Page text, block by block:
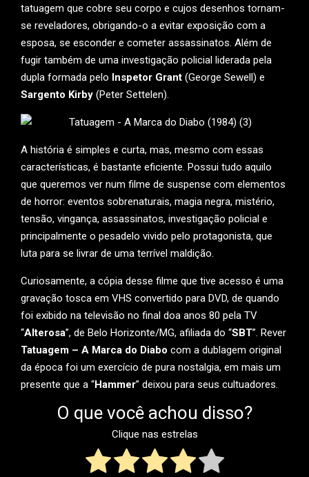
tatuagem que cobre seu corpo e cujos desenhos tornam-
se reveladores, obrigando-o a evitar exposição com a
esposa, se esconder e cometer assassinatos. Além de
fugir também de uma investigação policial liderada pela
dupla formada pelo Inspetor Grant (George Sewell) e
Sargento Kirby (Peter Settelen).
A história é simples e curta, mas, mesmo com essas
características, é bastante eficiente. Possui tudo aquilo
que queremos ver num filme de suspense com elementos
de horror: eventos sobrenaturais, magia negra, mistério,
tensão, vingança, assassinatos, investigação policial e
principalmente o pesadelo vivido pelo protagonista, que
luta para se livrar de uma terrível maldição.
Curiosamente, a cópia desse filme que tive acesso é uma
gravação tosca em VHS convertido para DVD, de quando
foi exibido na televisão no final doa anos 80 pela TV
“Alterosa”, de Belo Horizonte/MG, afiliada do “SBT”. Rever
Tatuagem – A Marca do Diabo com a dublagem original
da época foi um exercício de pura nostalgia, em mais um
presente que a “Hammer” deixou para seus cultuadores.
O que você achou disso?
Clique nas estrelas